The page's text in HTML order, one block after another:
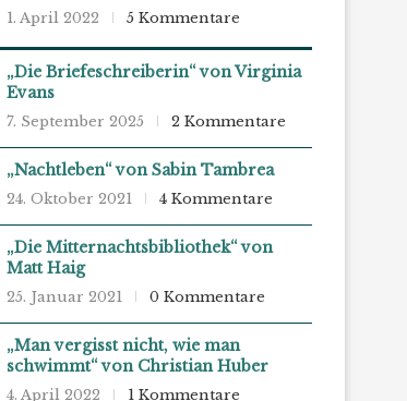
1. April 2022 5 Kommentare
„Die Briefeschreiberin“ von Virginia
Evans
7. September 2025 2 Kommentare
„Nachtleben“ von Sabin Tambrea
24. Oktober 2021 4 Kommentare
„Die Mitternachtsbibliothek“ von
Matt Haig
25. Januar 2021 0 Kommentare
„Man vergisst nicht, wie man
schwimmt“ von Christian Huber
4. April 2022 1 Kommentare